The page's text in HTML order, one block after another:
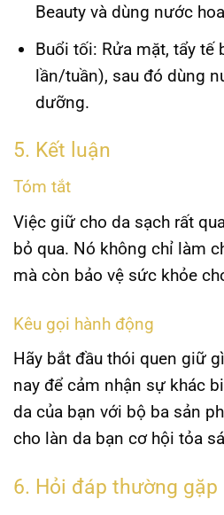
Beauty và dùng nước
Buổi tối: Rửa mặt, tẩy tế
lần/tuần), sau đó dùng
dưỡng.
5. Kết luận
Tóm tắt
Việc giữ cho da sạch rất
bỏ qua. Nó không chỉ làm
mà còn bảo vệ sức khỏe
Kêu gọi hành động
Hãy bắt đầu thói quen giữ
nay để cảm nhận sự khác
da của bạn với bộ ba sản
cho làn da bạn cơ hội tỏa
6. Hỏi đáp thường gặp